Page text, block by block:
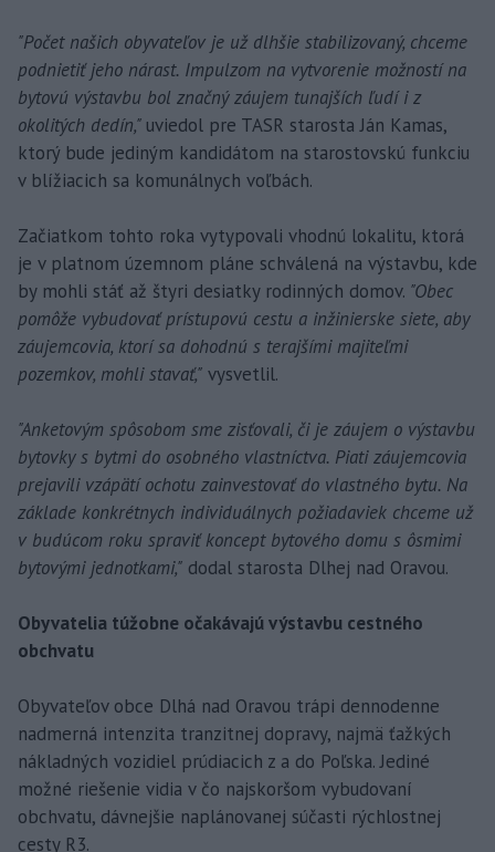
"Počet našich obyvateľov je už dlhšie stabilizovaný, chceme
podnietiť jeho nárast. Impulzom na vytvorenie možností na
bytovú výstavbu bol značný záujem tunajších ľudí i z
okolitých dedín," uviedol pre TASR starosta Ján Kamas,
ktorý bude jediným kandidátom na starostovskú funkciu
v blížiacich sa komunálnych voľbách.
Začiatkom tohto roka vytypovali vhodnú lokalitu, ktorá
je v platnom územnom pláne schválená na výstavbu, kde
by mohli stáť až štyri desiatky rodinných domov. "Obec
pomôže vybudovať prístupovú cestu a inžinierske siete, aby
záujemcovia, ktorí sa dohodnú s terajšími majiteľmi
pozemkov, mohli stavať," vysvetlil.
"Anketovým spôsobom sme zisťovali, či je záujem o výstavbu
bytovky s bytmi do osobného vlastníctva. Piati záujemcovia
prejavili vzápätí ochotu zainvestovať do vlastného bytu. Na
základe konkrétnych individuálnych požiadaviek chceme už
v budúcom roku spraviť koncept bytového domu s ôsmimi
bytovými jednotkami," dodal starosta Dlhej nad Oravou.
Obyvatelia túžobne očakávajú výstavbu cestného
obchvatu
Obyvateľov obce Dlhá nad Oravou trápi dennodenne
nadmerná intenzita tranzitnej dopravy, najmä ťažkých
nákladných vozidiel prúdiacich z a do Poľska. Jediné
možné riešenie vidia v čo najskoršom vybudovaní
obchvatu, dávnejšie naplánovanej súčasti rýchlostnej
cesty R3.